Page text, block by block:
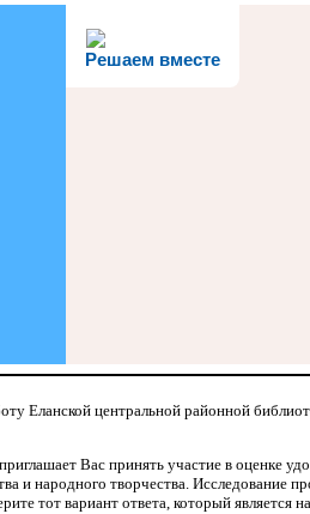
Решаем вместе
Еланской центральной районной
Вас принять участие в оценке
и народного творчества. Исследование
тот вариант ответа, который является